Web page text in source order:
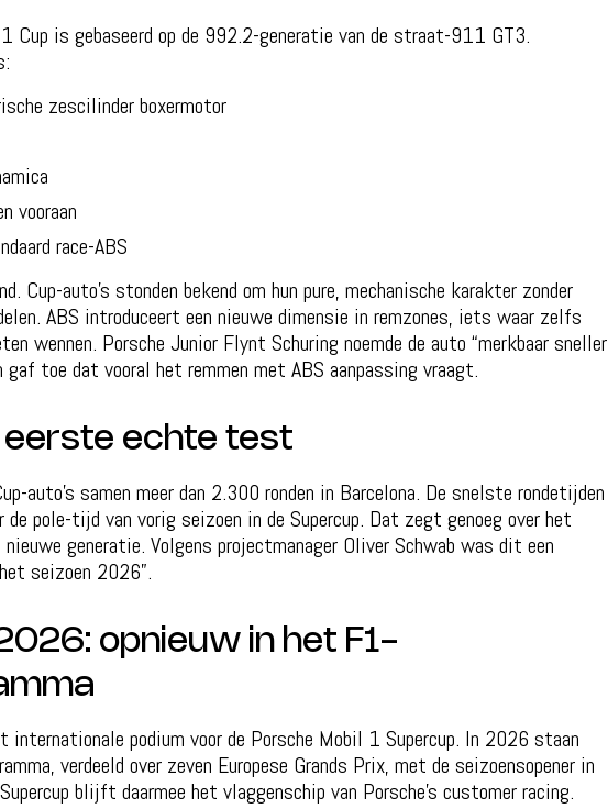
Cup is gebaseerd op de 992.2-generatie van de straat-911 GT3.
zescilinder boxermotor
vooraan
race-ABS
Cup-auto’s stonden bekend om hun pure, mechanische karakter zonder
ABS introduceert een nieuwe dimensie in remzones, iets waar zelfs
wennen. Porsche Junior Flynt Schuring noemde de auto “merkbaar sneller
gaf toe dat vooral het remmen met ABS aanpassing vraagt.
eerste echte test
auto’s samen meer dan 2.300 ronden in Barcelona. De snelste rondetijden
pole-tijd van vorig seizoen in de Supercup. Dat zegt genoeg over het
generatie. Volgens projectmanager Oliver Schwab was dit een
seizoen 2026”.
opnieuw in het F1-
podium voor de Porsche Mobil 1 Supercup. In 2026 staan
verdeeld over zeven Europese Grands Prix, met de seizoensopener in
blijft daarmee het vlaggenschip van Porsche’s customer racing.